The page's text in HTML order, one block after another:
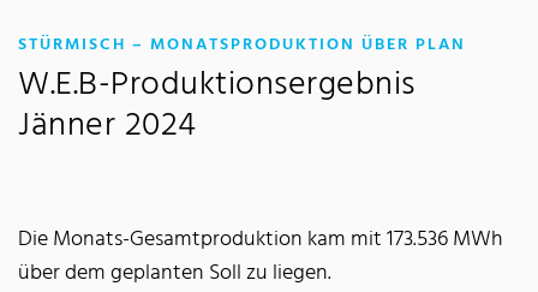
STÜRMISCH – MONATSPRODUKTION ÜBER PLAN
W.E.B-Produktionsergebnis
Jänner 2024
Die Monats-Gesamtproduktion kam mit 173.536 MWh
über dem geplanten Soll zu liegen.